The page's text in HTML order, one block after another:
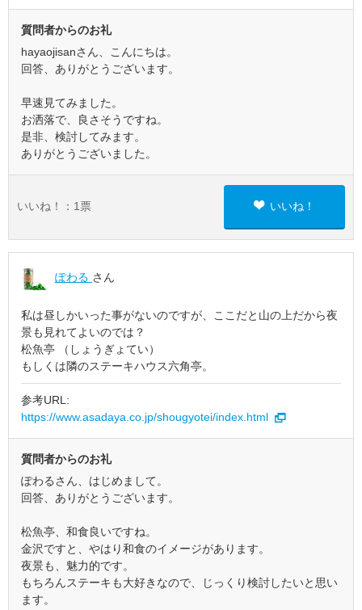
質問者からのお礼
hayaojisanさん、こんにちは。
回答、ありがとうございます。
早速見てみました。
お洒落で、良さそうですね。
是非、検討してみます。
ありがとうございました。
いいね！： 1 票 いいね！
ぽわる さん
私は昼しかいった事がないのですが、ここだと山の上だから夜
景も見れてよいのでは？
松魚亭 （しょうぎょてい）
もしくは隣のステーキハウス六角亭。
参考URL:
https://www.asadaya.co.jp/shougyotei/index.html
質問者からのお礼
ぽわるさん、はじめまして。
回答、ありがとうございます。
松魚亭、和食良いですね。
金沢ですと、やはり和食のイメージがあります。
夜景も、魅力的です。
もちろんステーキも大好きなので、じっくり検討したいと思い
ます。